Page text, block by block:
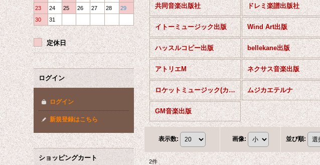
23
24 25 26 27 28
29
30
31
定休日
ログイン
ログイン
新規登録はこちら
ショッピングカート
共同音楽出版社 ドレミ楽譜出版社
イトーミュージック出版 Wind Art出版
ハッスルコピー出版 bellekane出版
アトリエM ネクサス音楽出版
ロケットミュージック(カラフル版） ムジカエテルナ
GM音楽出版
表示数: 画像: 並び順:
2件